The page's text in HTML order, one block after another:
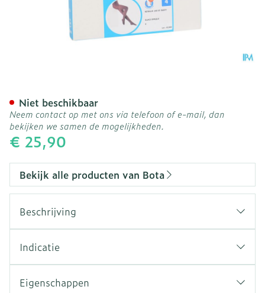
€ 25,90
Niet beschikbaar
Neem contact op met ons via telefoon of e-mail, dan
bekijken we samen de mogelijkheden.
Bekijk alle producten van Bota
Beschrijving
Indicatie
Eigenschappen